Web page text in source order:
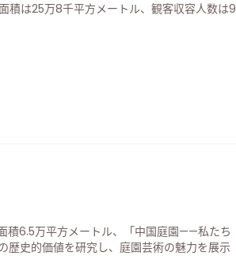
積は25万8千平方メートル、観客収容人数は9
積6.5万平方メートル、「中国庭園——私たち
歴史的価値を研究し、庭園芸術の魅力を展示